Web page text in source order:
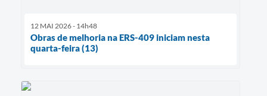
12 MAI 2026 - 14h48
Obras de melhoria na ERS-409 iniciam nesta
quarta-feira (13)